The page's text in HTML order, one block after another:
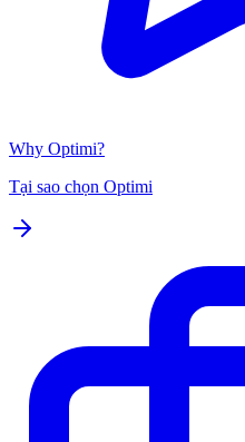
Why Optimi?
Tại sao chọn Optimi